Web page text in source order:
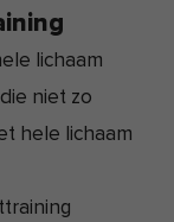
lichaam
niet zo
hele lichaam